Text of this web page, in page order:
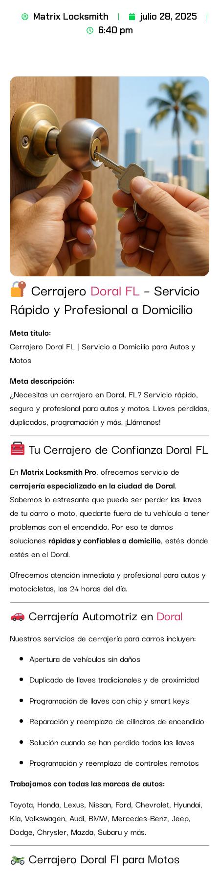
Matrix Locksmith
julio 28, 2025
6:40 pm
Cerrajero Doral FL – Servicio
Rápido y Profesional a Domicilio
Meta título:
Cerrajero Doral FL | Servicio a Domicilio para Autos y
Motos
Meta descripción:
¿Necesitas un cerrajero en Doral, FL? Servicio rápido,
seguro y profesional para autos y motos. Llaves perdidas,
duplicados, programación y más. ¡Llámanos!
Tu Cerrajero de Confianza Doral FL
En Matrix Locksmith Pro, ofrecemos servicio de
cerrajería especializado en la ciudad de Doral.
Sabemos lo estresante que puede ser perder las llaves
de tu carro o moto, quedarte fuera de tu vehículo o tener
problemas con el encendido. Por eso te damos
soluciones rápidas y confiables a domicilio, estés donde
estés en el Doral.
Ofrecemos atención inmediata y profesional para autos y
motocicletas, las 24 horas del día.
Cerrajería Automotriz en Doral
Nuestros servicios de cerrajería para carros incluyen:
Apertura de vehículos sin daños
Duplicado de llaves tradicionales y de proximidad
Programación de llaves con chip y smart keys
Reparación y reemplazo de cilindros de encendido
Solución cuando se han perdido todas las llaves
Programación y reemplazo de controles remotos
Trabajamos con todas las marcas de autos:
Toyota, Honda, Lexus, Nissan, Ford, Chevrolet, Hyundai,
Kia, Volkswagen, Audi, BMW, Mercedes-Benz, Jeep,
Dodge, Chrysler, Mazda, Subaru y más.
Cerrajero Doral Fl para Motos